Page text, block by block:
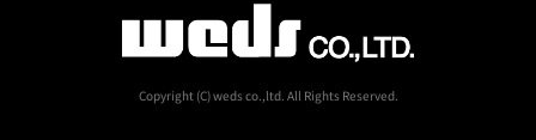
Copyright (C) weds co.,ltd. All Rights Reserved.